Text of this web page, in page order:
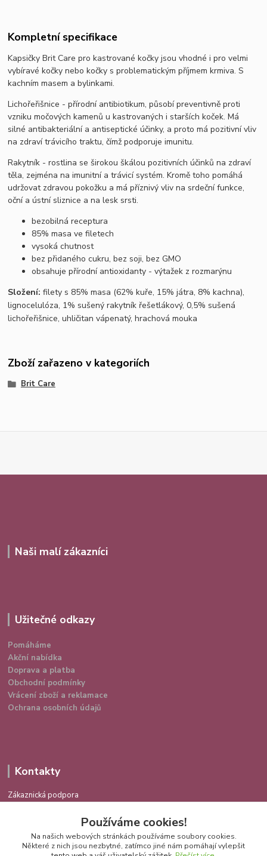
Kompletní specifikace
Kapsičky Brit Care pro kastrované kočky jsou vhodné i pro velmi
vybíravé kočky nebo kočky s problematickým příjmem krmiva. S
kachním masem a bylinkami.
Lichořeřišnice - přírodní antibiotikum, působí preventivně proti
vzniku močových kamenů u kastrovaných i starších koček. Má
silné antibakteriální a antiseptické účinky, a proto má pozitivní vliv
na zdraví trávicího traktu, čímž podporuje imunitu.
Rakytník - rostlina se širokou škálou pozitivních účinků na zdraví
těla, zejména na imunitní a trávicí systém. Kromě toho pomáhá
udržovat zdravou pokožku a má příznivý vliv na srdeční funkce,
oční a ústní sliznice a na lesk srsti.
bezobilná receptura
85% masa ve filetech
vysoká chutnost
bez přidaného cukru, bez soji, bez GMO
obsahuje přírodní antioxidanty - výtažek z rozmarýnu
Složení: filety s 85% masa (62% kuře, 15% játra, 8% kachna),
lignocelulóza, 1% sušený rakytník řešetlákový, 0,5% sušená
lichořeřišnice, uhličitan vápenatý, hrachová mouka
Zboží zařazeno v kategoriích
Brit Care
Naši malí zákazníci
Užitečné odkazy
Pomáháme
Akční nabídka
Doprava a platba
Obchodní podmínky
Vrácení zboží a reklamace
Ochrana osobních údajů
Kontakty
Zákaznická podpora
info@spokojenakocka.cz
Používáme cookies!
Na našich webových stránkách používáme soubory cookies.
Některé z nich jsou nezbytné, zatímco jiné nám pomáhají vylepšit